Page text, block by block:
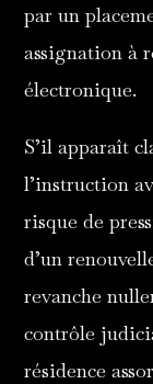
par un
assignation à
électronique.
S’il apparaît
l’instruction
risque de
d’un
revanche
contrôle
résidence